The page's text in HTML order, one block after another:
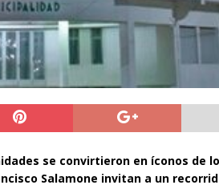
se convirtieron en íconos de
Salamone invitan a un